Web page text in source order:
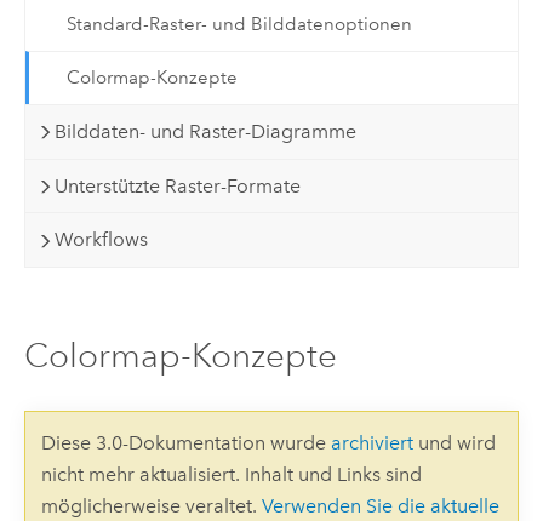
Standard-Raster- und Bilddatenoptionen
Colormap-Konzepte
Bilddaten- und Raster-Diagramme
Unterstützte Raster-Formate
Workflows
Colormap-Konzepte
Diese 3.0-Dokumentation wurde archiviertund wird
nicht mehr aktualisiert. Inhalt und Links sind
möglicherweise veraltet. Verwenden Sie die aktuelle